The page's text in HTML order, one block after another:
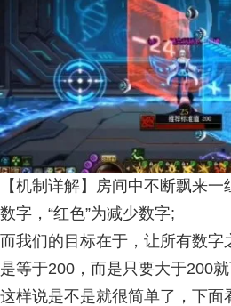
【机制详解】房间中不断飘来一
数字，“红色”为减少数字;
而我们的目标在于，让所有数字
是等于200，而是只要大于200
这样说是不是就很简单了，下面